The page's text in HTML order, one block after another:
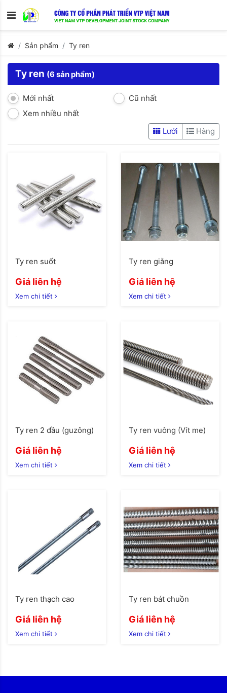
Sản phẩm Ty ren
Ty ren (6 sản phẩm)
Mới nhất
Cũ nhất
Xem nhiều nhất
Lưới
Hàng
Ty ren suốt
Giá liên hệ
Xem chi tiết
Ty ren giằng
Giá liên hệ
Xem chi tiết
Ty ren 2 đầu (guzông)
Giá liên hệ
Xem chi tiết
Ty ren vuông (Vít me)
Giá liên hệ
Xem chi tiết
Ty ren thạch cao
Giá liên hệ
Xem chi tiết
Ty ren bát chuồn
Giá liên hệ
Xem chi tiết